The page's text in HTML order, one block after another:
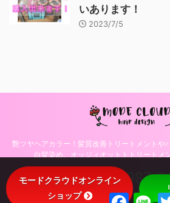
いあります！
2023/7/5
艶ツヤヘアカラー！髪質改善トリートメントや
白髪染め、オッジィオットトトリートメ
098-987-
© 2026 沖縄・那覇・美容室モードクラウ
F
L
モードクラウドオンライン
ショップ